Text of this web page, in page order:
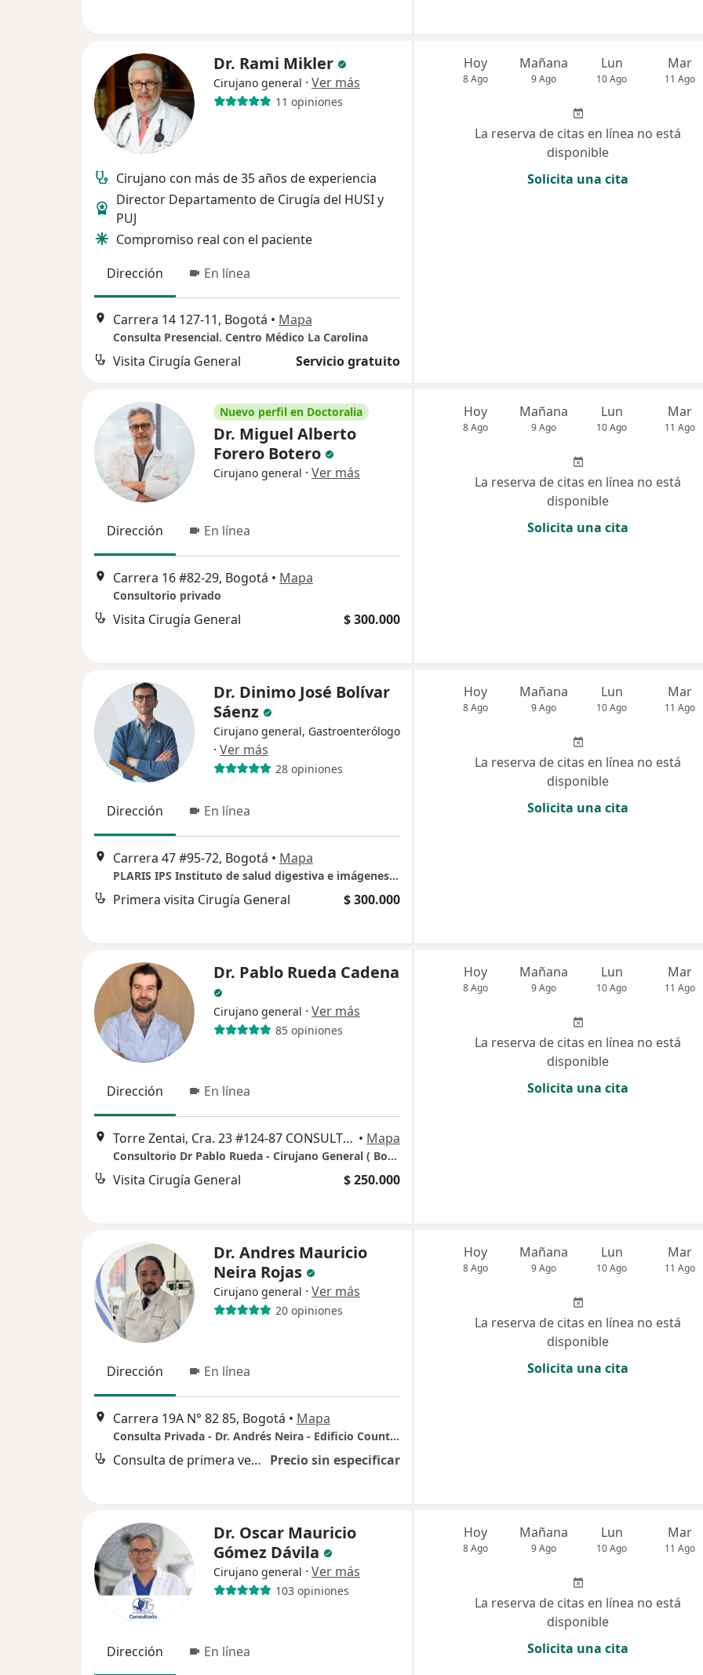
Dr. Rami Mikler
Cirujano general · Ver más
11 opiniones
Cirujano con más de 35 años de experiencia
Director Departamento de Cirugía del HUSI y
PUJ
Compromiso real con el paciente
Dirección
En línea
Carrera 14 127-11, Bogotá • Mapa
Consulta Presencial. Centro Médico La Carolina
Visita Cirugía General Servicio gratuito
Hoy
8 Ago
Mañana
9 Ago
Lun
10 Ago
Mar
11 Ago
La reserva de citas en línea no está
disponible
Solicita una cita
Nuevo perfil en Doctoralia
Dr. Miguel Alberto
Forero Botero
Cirujano general · Ver más
Dirección En línea
Carrera 16 #82-29, Bogotá • Mapa
Consultorio privado
Visita Cirugía General $ 300.000
Hoy
8 Ago
Mañana
9 Ago
Lun
10 Ago
Mar
11 Ago
La reserva de citas en línea no está
disponible
Solicita una cita
Dr. Dinimo José Bolívar
Sáenz
Cirujano general, Gastroenterólogo
· Ver más
28 opiniones
Dirección En línea
Carrera 47 #95-72, Bogotá • Mapa
PLARIS IPS Instituto de salud digestiva e imágenes diagnosticas
Primera visita Cirugía General $ 300.000
Hoy
8 Ago
Mañana
9 Ago
Lun
10 Ago
Mar
11 Ago
La reserva de citas en línea no está
disponible
Solicita una cita
Dr. Pablo Rueda Cadena
Cirujano general · Ver más
85 opiniones
Dirección En línea
Torre Zentai, Cra. 23 #124-87 CONSULTORIO 603, Bogotá • Mapa
Consultorio Dr Pablo Rueda - Cirujano General ( Bogota) --
Visita Cirugía General $ 250.000
Hoy
8 Ago
Mañana
9 Ago
Lun
10 Ago
Mar
11 Ago
La reserva de citas en línea no está
disponible
Solicita una cita
Dr. Andres Mauricio
Neira Rojas
Cirujano general · Ver más
20 opiniones
Dirección En línea
Carrera 19A N° 82 85, Bogotá • Mapa
Consulta Privada - Dr. Andrés Neira - Edificio Country Medical Center - Consultorio 415
Consulta de primera vez con cirugía gastrointestinal Precio sin especificar
Hoy
8 Ago
Mañana
9 Ago
Lun
10 Ago
Mar
11 Ago
La reserva de citas en línea no está
disponible
Solicita una cita
Dr. Oscar Mauricio
Gómez Dávila
Cirujano general · Ver más
103 opiniones
Dirección En línea
Hoy
8 Ago
Mañana
9 Ago
Lun
10 Ago
Mar
11 Ago
La reserva de citas en línea no está
disponible
Solicita una cita